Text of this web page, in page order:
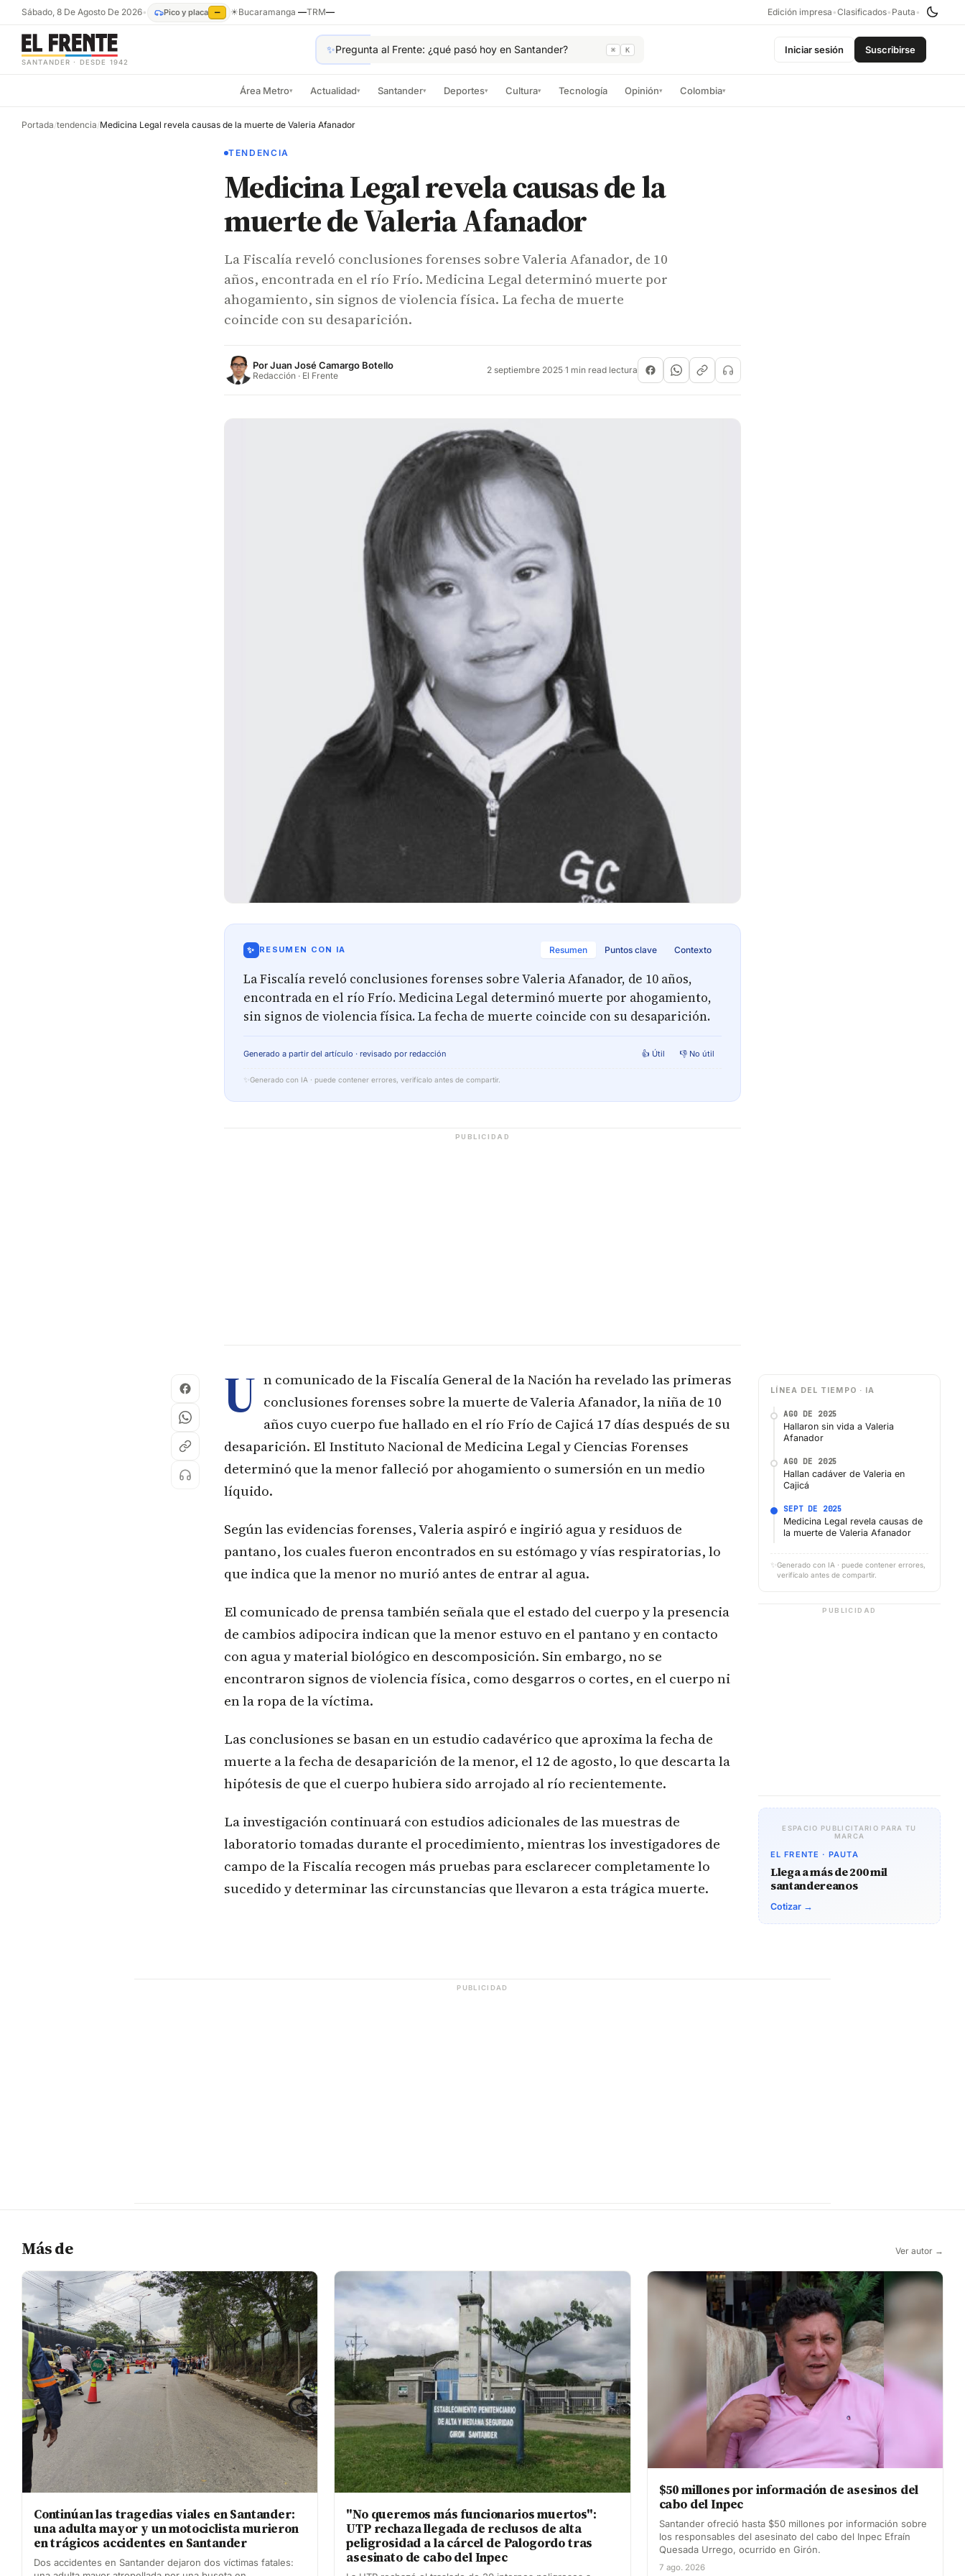
Sábado, 8 De Agosto De 2026• Pico y placa — ☀Bucaramanga—TRM— Edición impresa •Clasificados• Pauta •
SANTANDER · DESDE 1942
✨Pregunta al Frente: ¿qué pasó hoy en Santander? ⌘ K Iniciar sesión Suscribirse
Área Metro▾ Actualidad▾ Santander▾ Deportes▾ Cultura▾ Tecnología Opinión▾ Colombia▾
Portada/tendencia/Medicina Legal revela causas de la muerte de Valeria Afanador
TENDENCIA
Medicina Legal revela causas de la
muerte de Valeria Afanador
La Fiscalía reveló conclusiones forenses sobre Valeria Afanador, de 10
años, encontrada en el río Frío. Medicina Legal determinó muerte por
ahogamiento, sin signos de violencia física. La fecha de muerte
coincide con su desaparición.
PorJuan José Camargo Botello
Redacción · El Frente 2 septiembre 2025·1 min read lectura
✨ RESUMEN CON IA Resumen Puntos clave Contexto
La Fiscalía reveló conclusiones forenses sobre Valeria Afanador, de 10 años,
encontrada en el río Frío. Medicina Legal determinó muerte por ahogamiento,
sin signos de violencia física. La fecha de muerte coincide con su desaparición.
Generado a partir del artículo · revisado por redacción 👍 Útil 👎 No útil
✨ Generado con IA · puede contener errores, verifícalo antes de compartir.
PUBLICIDAD
U n comunicado de la Fiscalía General de la Nación ha revelado las primeras
conclusiones forenses sobre la muerte de Valeria Afanador, la niña de 10
años cuyo cuerpo fue hallado en el río Frío de Cajicá 17 días después de su
desaparición. El Instituto Nacional de Medicina Legal y Ciencias Forenses
determinó que la menor falleció por ahogamiento o sumersión en un medio
líquido.
Según las evidencias forenses, Valeria aspiró e ingirió agua y residuos de
pantano, los cuales fueron encontrados en su estómago y vías respiratorias, lo
que indica que la menor no murió antes de entrar al agua.
El comunicado de prensa también señala que el estado del cuerpo y la presencia
de cambios adipocira indican que la menor estuvo en el pantano y en contacto
con agua y material biológico en descomposición. Sin embargo, no se
encontraron signos de violencia física, como desgarros o cortes, en el cuerpo ni
en la ropa de la víctima.
Las conclusiones se basan en un estudio cadavérico que aproxima la fecha de
muerte a la fecha de desaparición de la menor, el 12 de agosto, lo que descarta la
hipótesis de que el cuerpo hubiera sido arrojado al río recientemente.
La investigación continuará con estudios adicionales de las muestras de
laboratorio tomadas durante el procedimiento, mientras los investigadores de
campo de la Fiscalía recogen más pruebas para esclarecer completamente lo
sucedido y determinar las circunstancias que llevaron a esta trágica muerte.
LÍNEA DEL TIEMPO · IA
AGO DE 2025
Hallaron sin vida a Valeria
Afanador
AGO DE 2025
Hallan cadáver de Valeria en
Cajicá
SEPT DE 2025
Medicina Legal revela causas de
la muerte de Valeria Afanador
✨ Generado con IA · puede contener errores,
verifícalo antes de compartir.
PUBLICIDAD
ESPACIO PUBLICITARIO PARA TU
MARCA
EL FRENTE · PAUTA
Llega a más de 200 mil
santandereanos
Cotizar →
PUBLICIDAD
Más de Ver autor →
Continúan las tragedias viales en Santander:
una adulta mayor y un motociclista murieron
en trágicos accidentes en Santander
Dos accidentes en Santander dejaron dos víctimas fatales:
"No queremos más funcionarios muertos":
UTP rechaza llegada de reclusos de alta
peligrosidad a la cárcel de Palogordo tras
asesinato de cabo del Inpec
$50 millones por información de asesinos del
cabo del Inpec
Santander ofreció hasta $50 millones por información sobre
los responsables del asesinato del cabo del Inpec Efraín
Quesada Urrego, ocurrido en Girón.
7 ago. 2026